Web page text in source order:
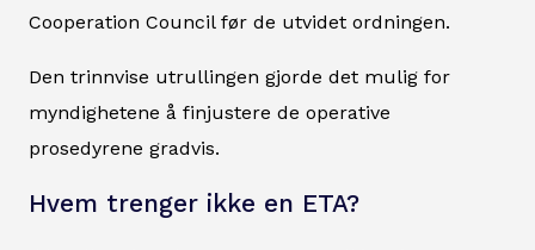
Cooperation Council før de utvidet ordningen.
Den trinnvise utrullingen gjorde det mulig for
myndighetene å finjustere de operative
prosedyrene gradvis.
Hvem trenger ikke en ETA?